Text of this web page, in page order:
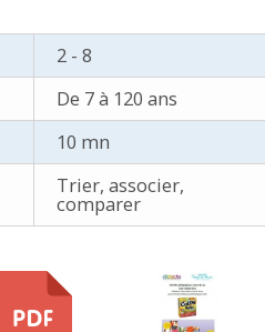
2 - 8
De 7 à 120 ans
10 mn
Trier, associer,
comparer